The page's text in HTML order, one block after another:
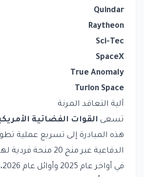
Quindar
Raytheon
Sci-Tec
SpaceX
True Anomaly
Turion Space
آلية التعاقد المرنة
تسعى القوات الفضائية
هذه المبادرة إلى تسريع عملية
الدفاعية عبر منح 20